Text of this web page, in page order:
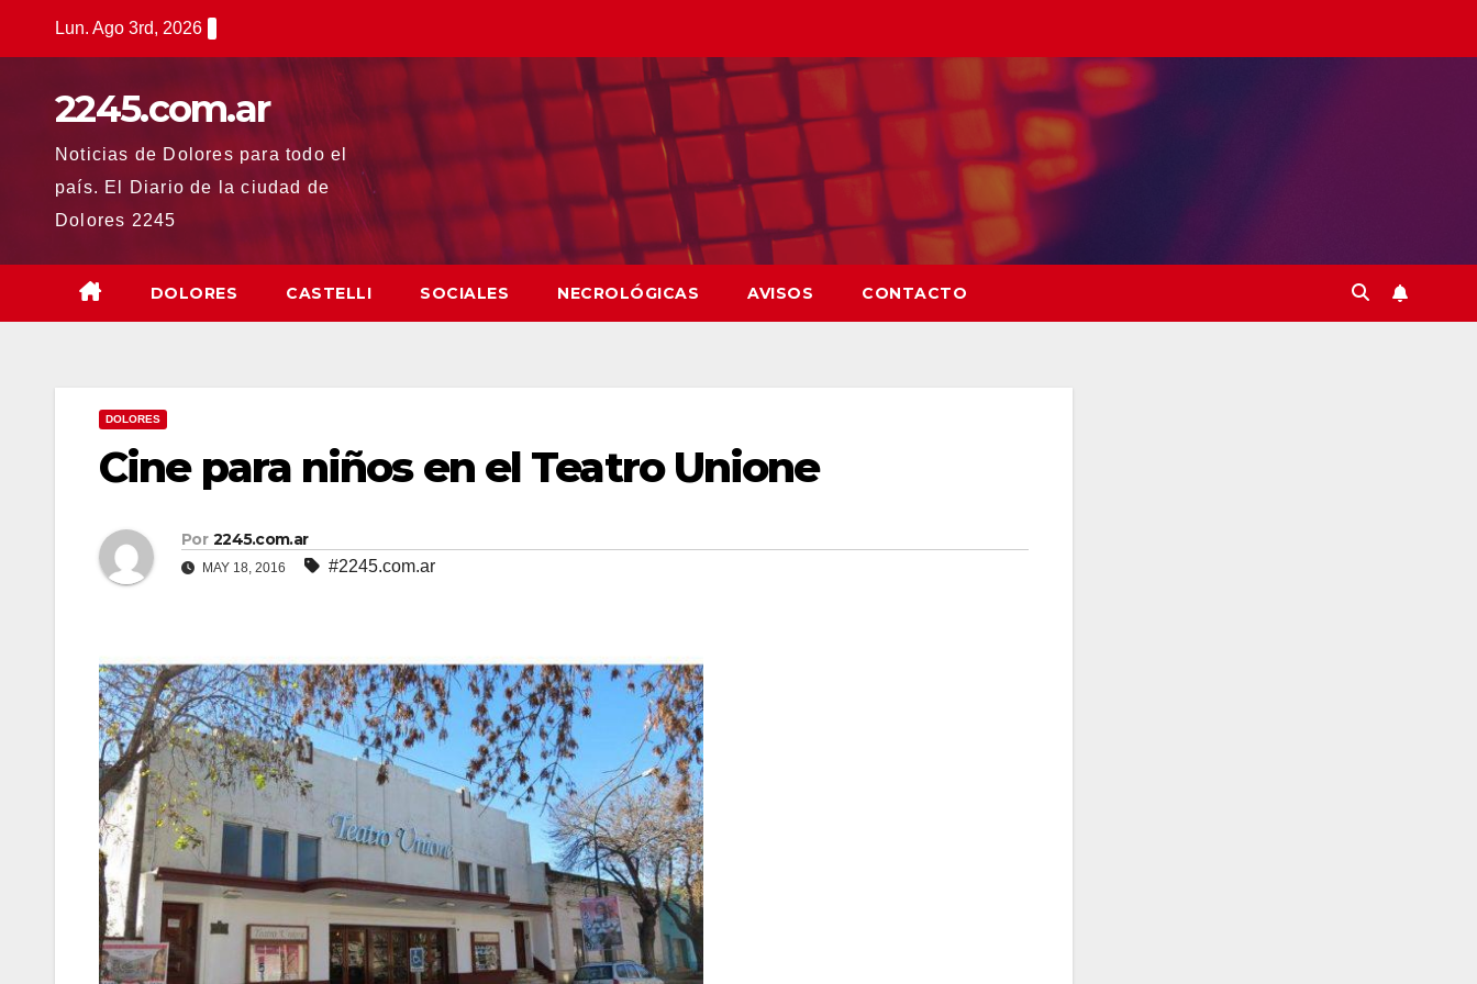
Lun. Ago 3rd, 2026
2245.com.ar
Noticias de Dolores para todo el
país. El Diario de la ciudad de
Dolores 2245
DOLORES CASTELLI SOCIALES NECROLÓGICAS AVISOS CONTACTO
DOLORES
Cine para niños en el Teatro Unione
Por 2245.com.ar
MAY 18, 2016 #2245.com.ar